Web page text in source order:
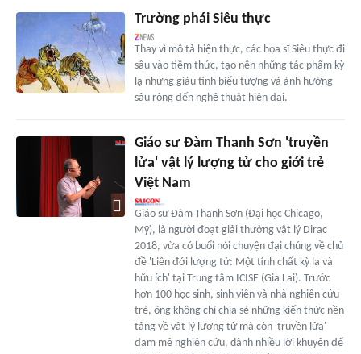
Trường phái Siêu thực
Thay vì mô tả hiện thực, các họa sĩ Siêu thực đi
sâu vào tiềm thức, tạo nên những tác phẩm kỳ
lạ nhưng giàu tính biểu tượng và ảnh hưởng
sâu rộng đến nghệ thuật hiện đại.
Giáo sư Đàm Thanh Sơn 'truyền
lửa' vật lý lượng tử cho giới trẻ
Việt Nam
Giáo sư Đàm Thanh Sơn (Đại học Chicago,
Mỹ), là người đoạt giải thưởng vật lý Dirac
2018, vừa có buổi nói chuyện đại chúng về chủ
đề 'Liên đới lượng tử: Một tính chất kỳ lạ và
hữu ích' tại Trung tâm ICISE (Gia Lai). Trước
hơn 100 học sinh, sinh viên và nhà nghiên cứu
trẻ, ông không chỉ chia sẻ những kiến thức nền
tảng về vật lý lượng tử mà còn 'truyền lửa'
đam mê nghiên cứu, dành nhiều lời khuyên để